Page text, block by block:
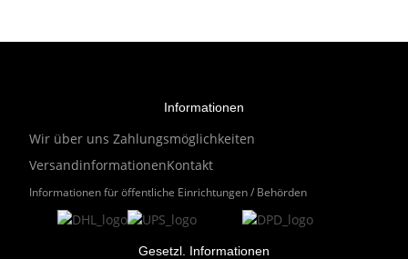
Informationen
Wir über uns Zahlungsmöglichkeiten
VersandinformationenKontakt
Informationen für öffentliche Einrichtungen / Behörden
Gesetzl. Informationen